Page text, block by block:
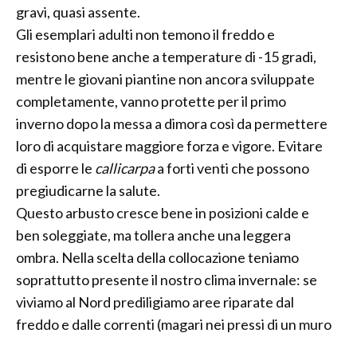
gravi, quasi assente.
Gli esemplari adulti non temono il freddo e
resistono bene anche a temperature di -15 gradi,
mentre le giovani piantine non ancora sviluppate
completamente, vanno protette per il primo
inverno dopo la messa a dimora così da permettere
loro di acquistare maggiore forza e vigore. Evitare
di esporre le callicarpaa forti venti che possono
pregiudicarne la salute.
Questo arbusto cresce bene in posizioni calde e
ben soleggiate, ma tollera anche una leggera
ombra. Nella scelta della collocazione teniamo
soprattutto presente il nostro clima invernale: se
viviamo al Nord prediligiamo aree riparate dal
freddo e dalle correnti (magari nei pressi di un muro